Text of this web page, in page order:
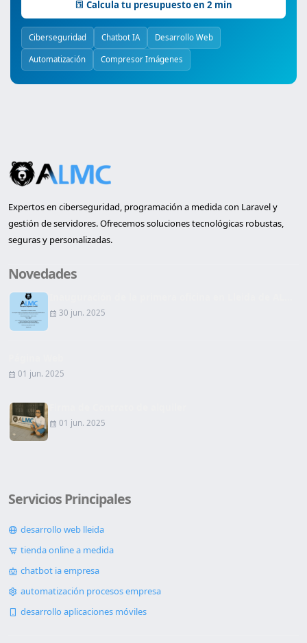
Calcula tu presupuesto en 2 min
Ciberseguridad Chatbot IA Desarrollo Web
Automatización Compresor Imágenes
Expertos en ciberseguridad, programación a medida con Laravel y
gestión de servidores. Ofrecemos soluciones tecnológicas robustas,
seguras y personalizadas.
Novedades
30 jun. 2025
01 jun. 2025
01 jun. 2025
Servicios Principales
desarrollo web lleida
tienda online a medida
chatbot ia empresa
automatización procesos empresa
desarrollo aplicaciones móviles